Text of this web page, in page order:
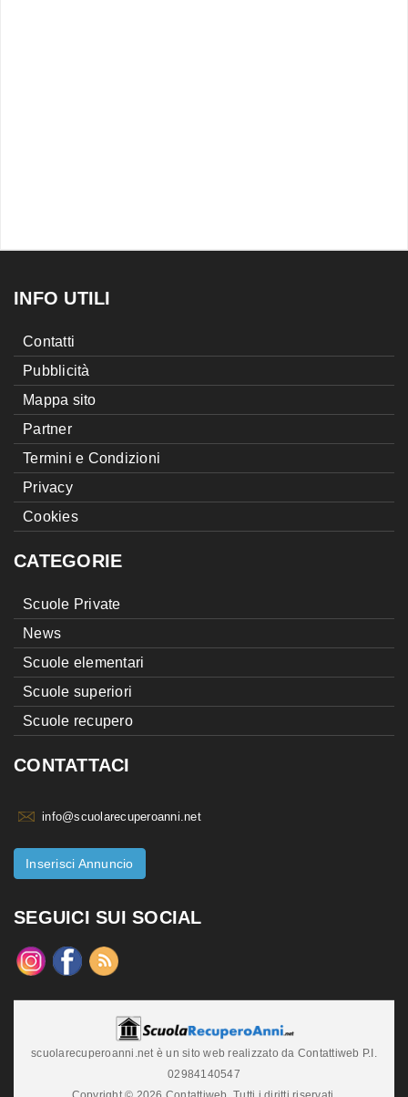
INFO UTILI
Contatti
Pubblicità
Mappa sito
Partner
Termini e Condizioni
Privacy
Cookies
CATEGORIE
Scuole Private
News
Scuole elementari
Scuole superiori
Scuole recupero
CONTATTACI
info@scuolarecuperoanni.net
Inserisci Annuncio
SEGUICI SUI SOCIAL
scuolarecuperoanni.net è un sito web realizzato da Contattiweb P.I.
02984140547